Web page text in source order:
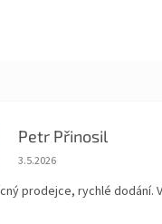
Petr Přinosil
Hodnocení obchodu je 5 z
3.5.2026
prodejce, rychlé dodání.